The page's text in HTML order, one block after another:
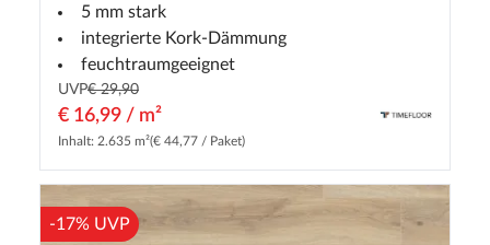
5 mm stark
integrierte Kork-Dämmung
feuchtraumgeeignet
UVP€ 29,90
€ 16,99 / m²
Inhalt: 2.635 m²(€ 44,77 / Paket)
-17% UVP